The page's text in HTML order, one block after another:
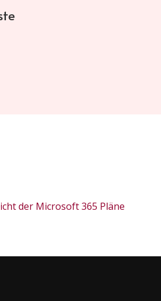
der Microsoft 365 Pläne